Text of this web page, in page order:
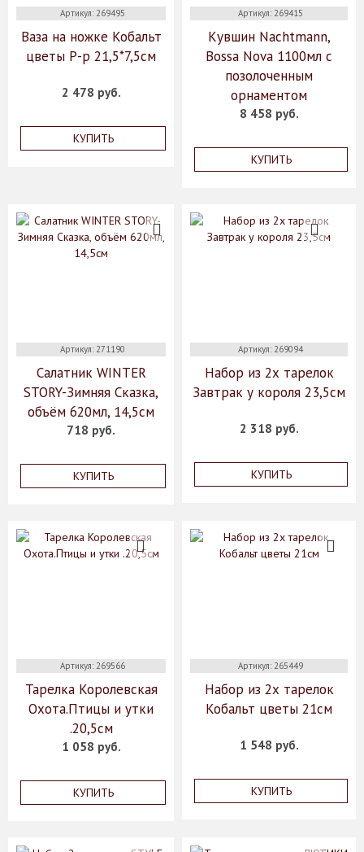
Артикул: 269495
Ваза на ножке Кобальт
цветы Р-р 21,5*7,5см
2 478 руб.
КУПИТЬ
Артикул: 269415
Кувшин Nachtmann,
Bossa Nova 1100мл с
позолоченным
орнаментом
8 458 руб.
КУПИТЬ
Артикул: 271190
Салатник WINTER
STORY-Зимняя Сказка,
объём 620мл, 14,5см
718 руб.
КУПИТЬ
Артикул: 269094
Набор из 2х тарелок
Завтрак у короля 23,5см
2 318 руб.
КУПИТЬ
Артикул: 269566
Тарелка Королевская
Охота.Птицы и утки
.20,5см
1 058 руб.
КУПИТЬ
Артикул: 265449
Набор из 2х тарелок
Кобальт цветы 21см
1 548 руб.
КУПИТЬ